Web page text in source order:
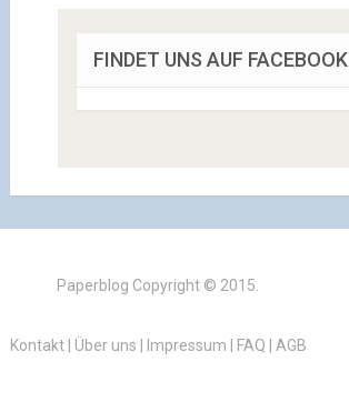
FINDET UNS AUF FACEBOOK
Paperblog Copyright © 2015.
Kontakt| Über uns Impressum FAQ AGB